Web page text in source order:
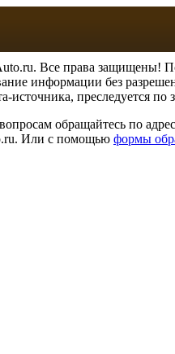
Все права защищены!
информации без
источника, преследуется по
обращайтесь по
Или с помощью формы